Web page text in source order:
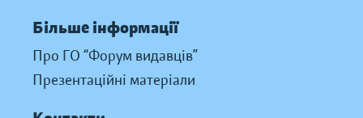
Більше інформації
Про ГО “Форум видавців”
Презентаційні матеріали